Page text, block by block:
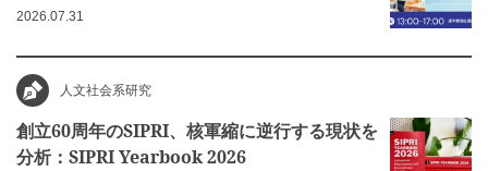
2026.07.31
人文社会系研究
創立60周年のSIPRI、核軍縮に逆行する現状を
分析：SIPRI Yearbook 2026